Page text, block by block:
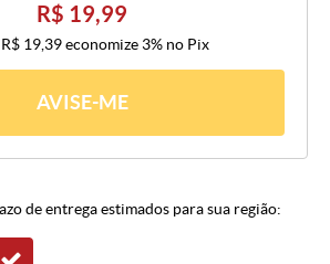
R$ 19,99
R$ 19,39economize 3% no Pix
AVISE-ME
de entrega estimados para sua região: